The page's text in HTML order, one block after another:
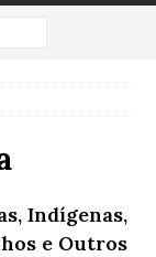
Indígenas,
e Outros